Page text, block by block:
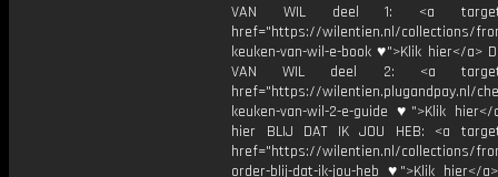
VAN WIL deel 1: <a
href="https://wilentien.nl/collections/
keuken-van-wil-e-book ♥">Klik hier</a>
VAN WIL deel 2: <a
href="https://wilentien.plugandpay.nl/
keuken-van-wil-2-e-guide ♥">Klik
hier BLIJ DAT IK JOU HEB: <a
href="https://wilentien.nl/collections/
order-blij-dat-ik-jou-heb ♥">Klik hier</